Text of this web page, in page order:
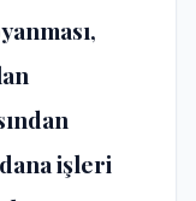
işleri